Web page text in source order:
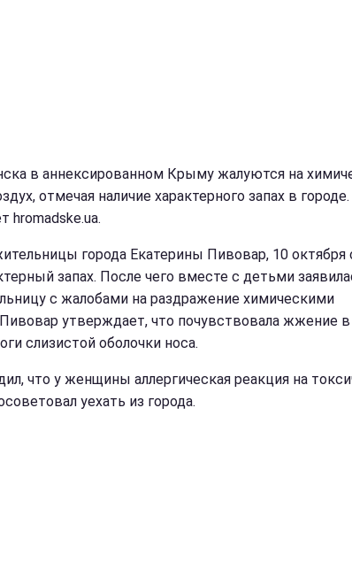
в аннексированном Крыму жалуются на
отмечая наличие характерного запах в
hromadske.ua.
города Екатерины Пивовар, 10 октября
запах. После чего вместе с детьми
с жалобами на раздражение химическими
утверждает, что почувствовала жжение в
слизистой оболочки носа.
что у женщины аллергическая реакция на
уехать из города.